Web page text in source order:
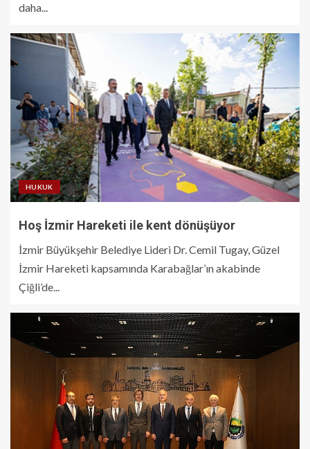
daha...
HUKUK
Hoş İzmir Hareketi ile kent dönüşüyor
İzmir Büyükşehir Belediye Lideri Dr. Cemil Tugay, Güzel
İzmir Hareketi kapsamında Karabağlar’ın akabinde
Çiğli’de...